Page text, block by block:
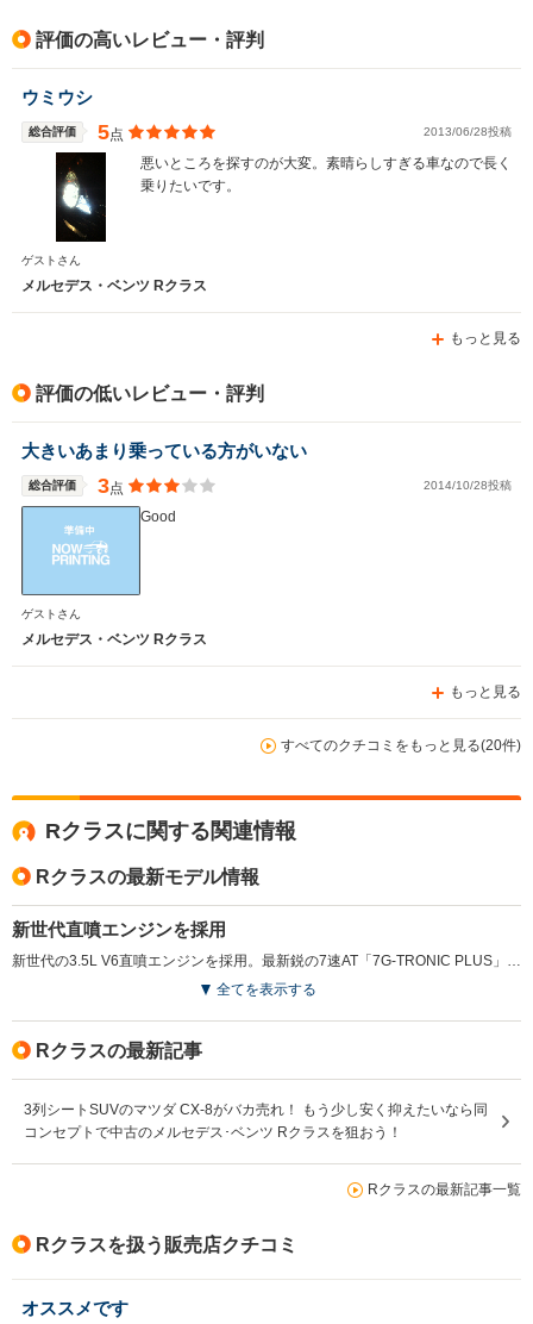
評価の高いレビュー・評判
ウミウシ
総合評価 5点 2013/06/28投稿
悪いところを探すのが大変。素晴らしすぎる車なので長く
乗りたいです。
ゲストさん
メルセデス・ベンツ Rクラス
もっと見る
評価の低いレビュー・評判
大きいあまり乗っている方がいない
総合評価 3点 2014/10/28投稿
Good
ゲストさん
メルセデス・ベンツ Rクラス
もっと見る
すべてのクチコミをもっと見る(20件)
Rクラスに関する関連情報
Rクラスの最新モデル情報
新世代直噴エンジンを採用
全てを表示する
Rクラスの最新記事
3列シートSUVのマツダ CX-8がバカ売れ！ もう少し安く抑えたいなら同
コンセプトで中古のメルセデス･ベンツ Rクラスを狙おう！
Rクラスの最新記事一覧
Rクラスを扱う販売店クチコミ
オススメです